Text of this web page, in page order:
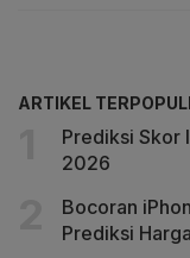
ARTIKEL
Prediksi Skor
2026
Bocoran
Prediksi